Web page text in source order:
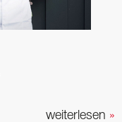
weiterlesen »